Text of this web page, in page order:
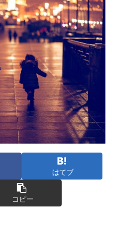
はてブ
コピー